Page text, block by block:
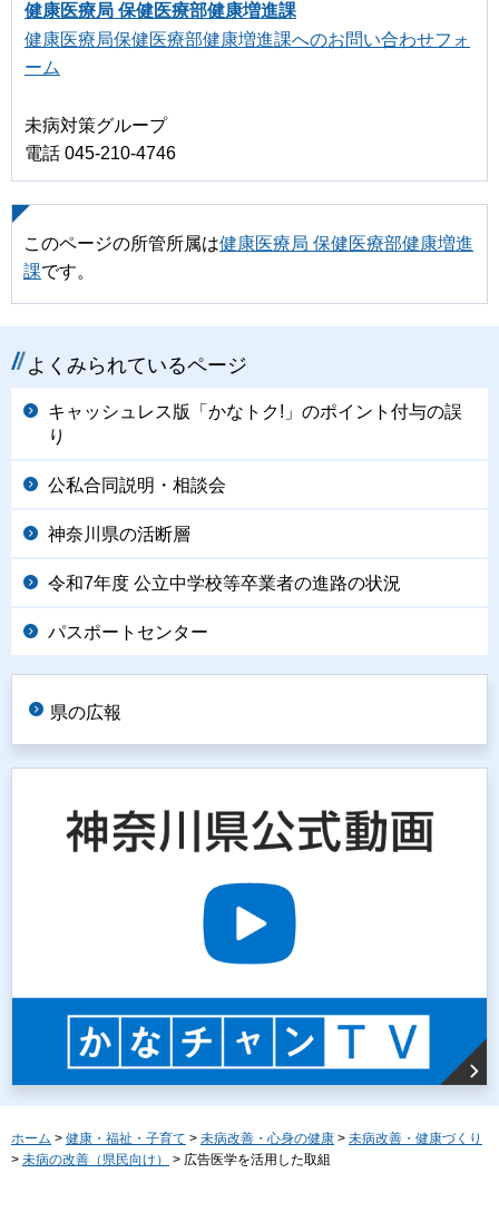
健康医療局 保健医療部健康増進課
健康医療局保健医療部健康増進課へのお問い合わせフォ
ーム
未病対策グループ
電話 045-210-4746
このページの所管所属は健康医療局 保健医療部健康増進
課です。
よくみられているページ
キャッシュレス版「かなトク!」のポイント付与の誤
り
公私合同説明・相談会
神奈川県の活断層
令和7年度 公立中学校等卒業者の進路の状況
パスポートセンター
県の広報
ホーム > 健康・福祉・子育て > 未病改善・心身の健康 > 未病改善・健康づくり
> 未病の改善（県民向け） > 広告医学を活用した取組